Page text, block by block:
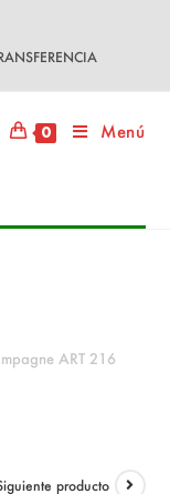
0 Menú
ART 216
producto